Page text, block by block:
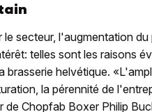
secteur, l'augmentation
telles sont les raisons
brasserie helvétique.
la pérennité de
de Chopfab Boxer Philip